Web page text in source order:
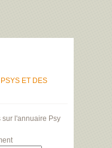
ET DES
sur l'annuaire Psy